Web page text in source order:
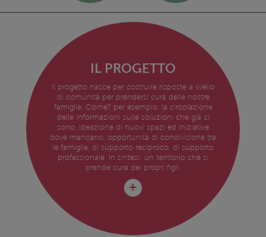
IL PROGETTO
Il progetto nasce per costruire risposte a livello
di comunità per prendersi cura delle nostre
famiglie. Come? per esempio, la circolazione
delle informazioni sulle soluzioni che già ci
sono, ideazione di nuovi spazi ed iniziative
dove mancano, opportunità di condivisione tra
le famiglie, di supporto reciproco, di supporto
professionale. In sintesi: un territorio che si
prende cura dei propri figli.